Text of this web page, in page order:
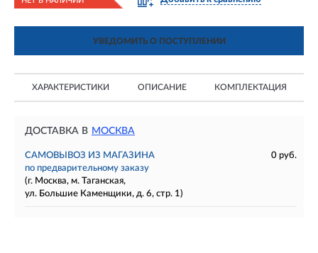
УВЕДОМИТЬ О ПОСТУПЛЕНИИ
ХАРАКТЕРИСТИКИ ОПИСАНИЕ КОМПЛЕКТАЦИЯ
ДОСТАВКА В МОСКВА
САМОВЫВОЗ ИЗ МАГАЗИНА
0 руб.
по предварительному заказу
(г. Москва, м. Таганская,
ул. Большие Каменщики, д. 6, стр. 1)